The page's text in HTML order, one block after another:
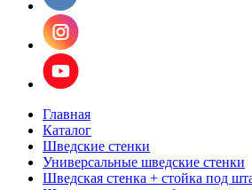
Главная
Каталог
Шведские стенки
Универсальные шведские стенки
Шведская стенка + стойка под